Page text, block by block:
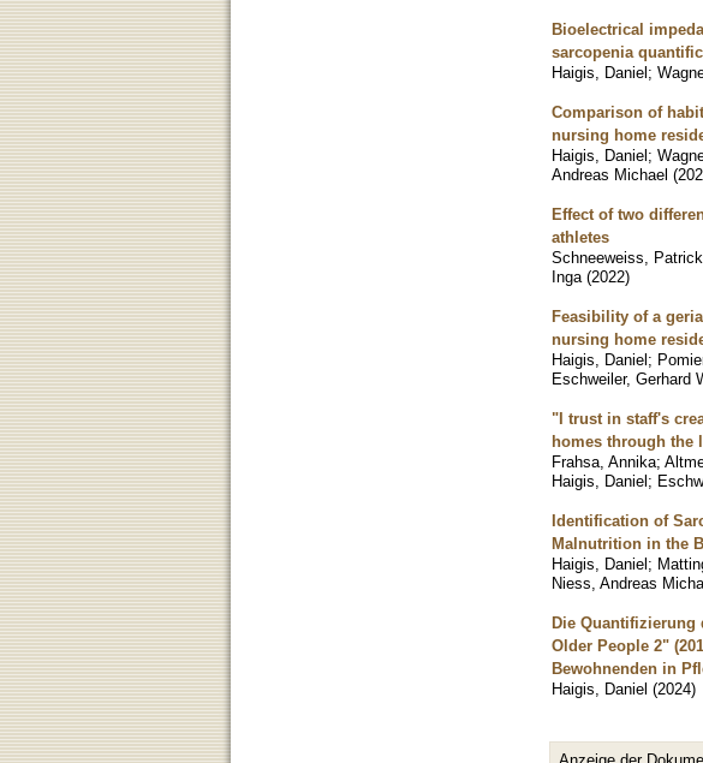
Bioelectrical
sarcopenia
Haigis, Daniel;
Comparison of
nursing home
Haigis, Daniel;
Andreas Michael (
Effect of two
athletes
Schneeweiss, Patrick
Inga (2022)
Feasibility of a
nursing home
Haigis, Daniel;
Eschweiler, Gerhard
"I trust in staff's
homes through the
Frahsa, Annika;
Haigis, Daniel;
Identification of
Malnutrition in the
Haigis, Daniel;
Niess, Andreas
Die Quantifizierung
Older People 2"
Bewohnenden in
Haigis, Daniel (2024)